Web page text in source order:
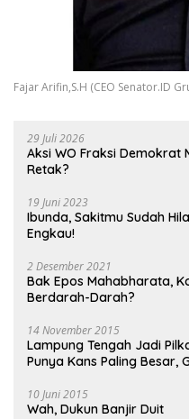
Fajar Arifin,S.H (CEO Senator.ID
29 Juli 2026
Aksi WO Fraksi Demokrat
Retak?
19 Juni 2023
Ibunda, Sakitmu Sudah
Engkau!
2 Desember 2021
Bak Epos Mahabharata,
Berdarah-Darah?
14 November 2015
Lampung Tengah Jadi
Punya Kans Paling Besar,
10 Juni 2015
Wah, Dukun Banjir Duit